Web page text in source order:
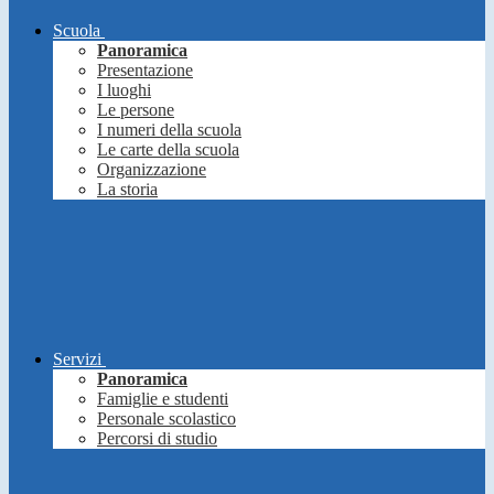
Scuola
Panoramica
Presentazione
I luoghi
Le persone
I numeri della scuola
Le carte della scuola
Organizzazione
La storia
Servizi
Panoramica
Famiglie e studenti
Personale scolastico
Percorsi di studio